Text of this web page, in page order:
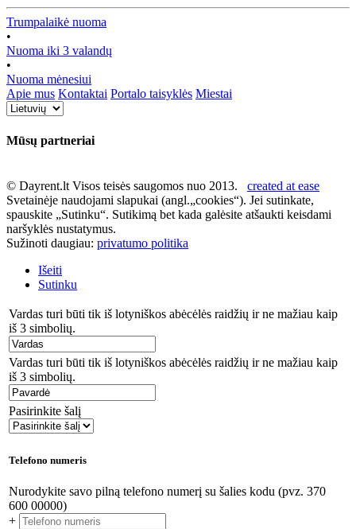
Trumpalaikė nuoma
•
Nuoma iki 3 valandų
•
Nuoma mėnesiui
Apie mus Kontaktai Portalo taisyklės Miestai
Mūsų partneriai
© Dayrent.lt Visos teisės saugomos nuo 2013. created at ease
Svetainėje naudojami slapukai (angl.„cookies“). Jei sutinkate,
spauskite „Sutinku“. Sutikimą bet kada galėsite atšaukti keisdami
naršyklės nustatymus.
Sužinoti daugiau: privatumo politika
Išeiti
Sutinku
Vardas turi būti tik iš lotyniškos abėcėlės raidžių ir ne mažiau kaip
iš 3 simbolių.
Vardas turi būti tik iš lotyniškos abėcėlės raidžių ir ne mažiau kaip
iš 3 simbolių.
Pasirinkite šalį
Telefono numeris
Nurodykite savo pilną telefono numerį su šalies kodu (pvz. 370
600 00000)
+